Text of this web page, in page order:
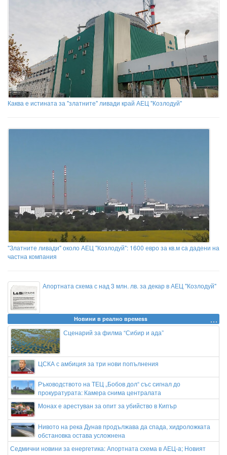
Каква е истината за "златните" ливади край АЕЦ "Козлодуй"
"Златните ливади" около АЕЦ "Козлодуй": 1600 евро за кв.м са дадени на
частна компания
Апортната схема с над 3 млн. лв. за декар в АЕЦ "Козлодуй"
Новини в реално времеss
Сценарий за филма “Сибир и ада”
ЦСКА с амбиция за три нови попълнения
Ръководството на ТЕЦ „Бобов дол“ със сигнал до
прокуратурата: Камера снима централата
Монах е арестуван за опит за убийство в Кипър
Нивото на река Дунав продължава да спада, хидроложката
обстановка остава усложнена
Седмични новини за енергетика: Апортната схема в АЕЦ-a; Новият